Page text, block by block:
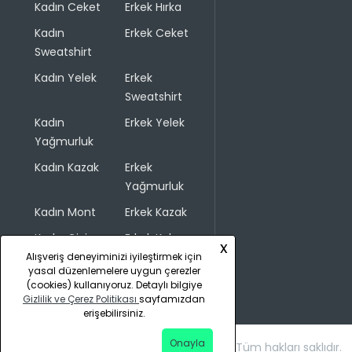
Kadın Ceket
Kadın
Sweatshirt
Kadın Yelek
Kadın
Yağmurluk
Kadın Kazak
Kadın Mont
Kadın Giyim
Erkek Hırka
Erkek Ceket
Erkek
Sweatshirt
Erkek Yelek
Erkek
Yağmurluk
Erkek Kazak
Erkek Kaban
Copyright © 2026 COLINS. Tüm hakları saklıdır.
Alışveriş deneyiminizi iyileştirmek için
yasal düzenlemelere uygun çerezler
(cookies) kullanıyoruz. Detaylı bilgiye
Gizlilik ve Çerez Politikası sayfamızdan
erişebilirsiniz.
Onayla
x